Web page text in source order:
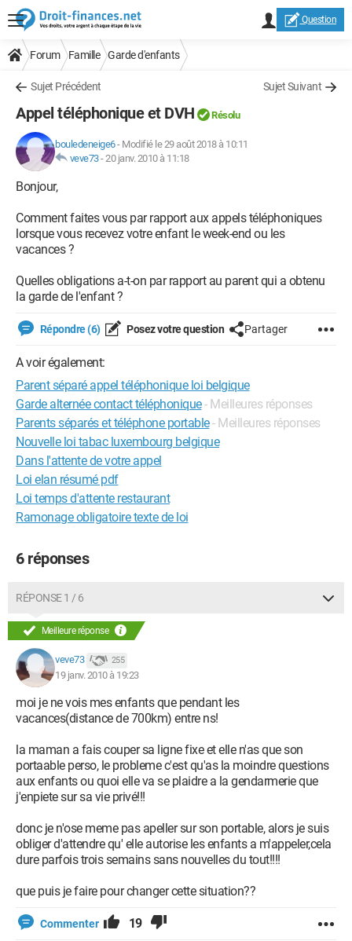
Question
Forum Famille Garde d'enfants
Sujet Précédent Sujet Suivant
Appel téléphonique et DVH Résolu
bouledeneige6- Modifié le 29 août 2018 à 10:11
veve73-20 janv. 2010 à 11:18
Bonjour,
Comment faites vous par rapport aux appels téléphoniques
lorsque vous recevez votre enfant le week-end ou les
vacances ?
Quelles obligations a-t-on par rapport au parent qui a obtenu
la garde de l'enfant ?
Répondre (6) Posez votre question Partager
A voir également:
Parent séparé appel téléphonique loi belgique
Garde alternée contact téléphonique- Meilleures réponses
Parents séparés et téléphone portable- Meilleures réponses
Nouvelle loi tabac luxembourg belgique
Dans l'attente de votre appel
Loi elan résumé pdf
Loi temps d'attente restaurant
Ramonage obligatoire texte de loi
6 réponses
RÉPONSE 1 / 6
Meilleure réponse
veve73 255
19 janv. 2010 à 19:23
moi je ne vois mes enfants que pendant les
vacances(distance de 700km) entre ns!
la maman a fais couper sa ligne fixe et elle n'as que son
portaable perso, le probleme c'est qu'as la moindre questions
aux enfants ou quoi elle va se plaidre a la gendarmerie que
j'enpiete sur sa vie privé!!!
donc je n'ose meme pas apeller sur son portable, alors je suis
obliger d'attendre qu' elle autorise les enfants a m'appeler,cela
dure parfois trois semains sans nouvelles du tout!!!!
que puis je faire pour changer cette situation??
Commenter 19